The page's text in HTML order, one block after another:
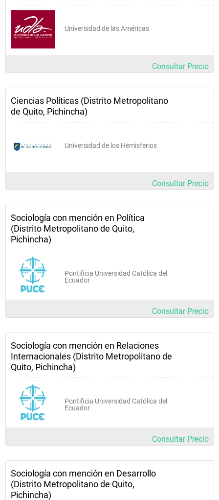
Universidad de las Américas
Consultar Precio
Ciencias Políticas (Distrito Metropolitano
de Quito, Pichincha)
Universidad de los Hemisferios
Consultar Precio
Sociología con mención en Política
(Distrito Metropolitano de Quito,
Pichincha)
Pontificia Universidad Católica del
Ecuador
Consultar Precio
Sociología con mención en Relaciones
Internacionales (Distrito Metropolitano de
Quito, Pichincha)
Pontificia Universidad Católica del
Ecuador
Consultar Precio
Sociología con mención en Desarrollo
(Distrito Metropolitano de Quito,
Pichincha)